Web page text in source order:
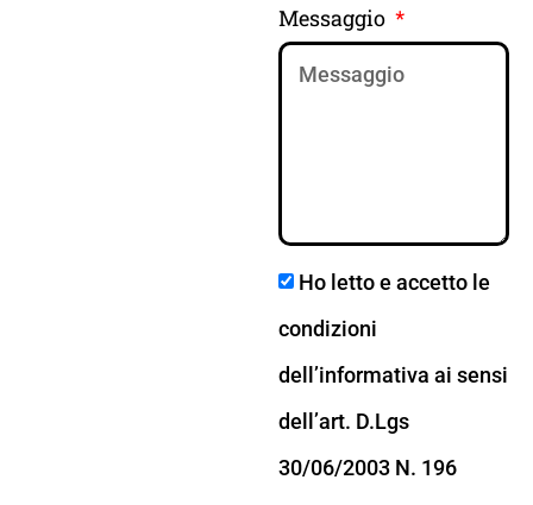
Messaggio
Ho letto e accetto le
condizioni
dell’informativa ai sensi
dell’art. D.Lgs
30/06/2003 N. 196